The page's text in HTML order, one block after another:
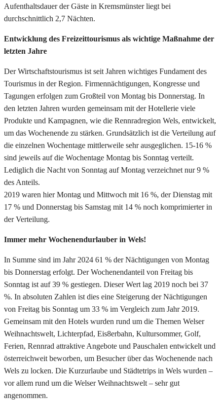
Aufenthaltsdauer der Gäste in Kremsmünster liegt bei
durchschnittlich 2,7 Nächten.
Entwicklung des Freizeittourismus als wichtige Maßnahme der
letzten Jahre
Der Wirtschaftstourismus ist seit Jahren wichtiges Fundament des
Tourismus in der Region. Firmennächtigungen, Kongresse und
Tagungen erfolgen zum Großteil von Montag bis Donnerstag. In
den letzten Jahren wurden gemeinsam mit der Hotellerie viele
Produkte und Kampagnen, wie die Rennradregion Wels, entwickelt,
um das Wochenende zu stärken. Grundsätzlich ist die Verteilung auf
die einzelnen Wochentage mittlerweile sehr ausgeglichen. 15-16 %
sind jeweils auf die Wochentage Montag bis Sonntag verteilt.
Lediglich die Nacht von Sonntag auf Montag verzeichnet nur 9 %
des Anteils.
2019 waren hier Montag und Mittwoch mit 16 %, der Dienstag mit
17 % und Donnerstag bis Samstag mit 14 % noch komprimierter in
der Verteilung.
Immer mehr Wochenendurlauber in Wels!
In Summe sind im Jahr 2024 61 % der Nächtigungen von Montag
bis Donnerstag erfolgt. Der Wochenendanteil von Freitag bis
Sonntag ist auf 39 % gestiegen. Dieser Wert lag 2019 noch bei 37
%. In absoluten Zahlen ist dies eine Steigerung der Nächtigungen
von Freitag bis Sonntag um 33 % im Vergleich zum Jahr 2019.
Gemeinsam mit den Hotels wurden rund um die Themen Welser
Weihnachtswelt, Lichterpfad, Eis8erbahn, Kultursommer, Golf,
Ferien, Rennrad attraktive Angebote und Pauschalen entwickelt und
österreichweit beworben, um Besucher über das Wochenende nach
Wels zu locken. Die Kurzurlaube und Städtetrips in Wels wurden –
vor allem rund um die Welser Weihnachtswelt – sehr gut
angenommen.